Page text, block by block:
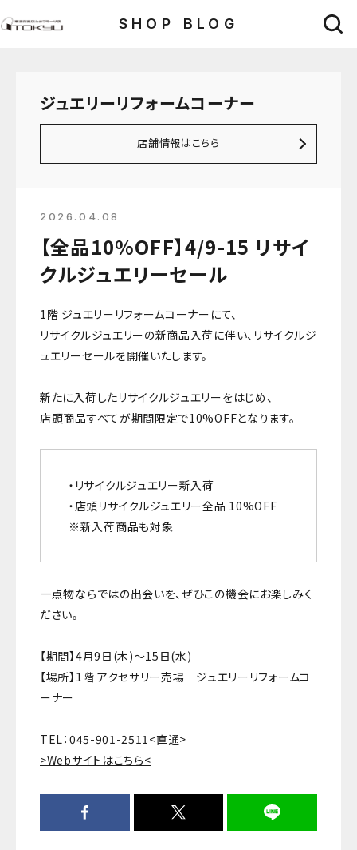
SHOP BLOG
ジュエリーリフォームコーナー
店舗情報はこちら
2026.04.08
【全品10%OFF】4/9-15 リサイ
クルジュエリーセール
1階 ジュエリーリフォームコーナーにて、
リサイクルジュエリーの新商品入荷に伴い、リサイクルジ
ュエリーセールを開催いたします。
新たに入荷したリサイクルジュエリーをはじめ、
店頭商品すべてが期間限定で10%OFFとなります。
・リサイクルジュエリー新入荷
・店頭リサイクルジュエリー全品 10%OFF
※新入荷商品も対象
一点物ならではの出会いを、ぜひこの機会にお楽しみく
ださい。
【期間】4月9日(木)～15日(水)
【場所】1階 アクセサリー売場 ジュエリーリフォームコ
ーナー
TEL：045-901-2511<直通>
>Webサイトはこちら<